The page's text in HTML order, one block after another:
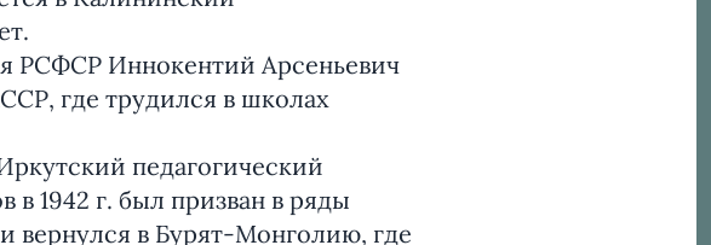
РСФСР Иннокентий Арсеньевич
где трудился в школах
педагогический
в 1942 г. был призван в ряды
вернулся в Бурят-Монголию, где